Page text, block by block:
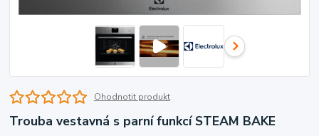
Ohodnotit produkt
Trouba vestavná s parní funkcí STEAM BAKE